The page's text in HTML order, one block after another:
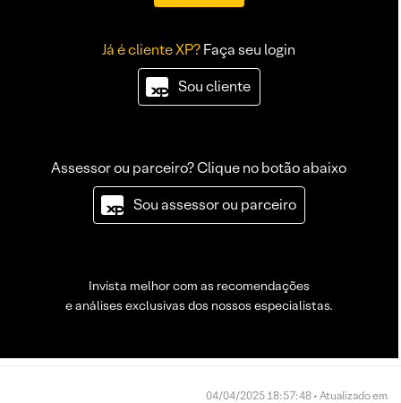
Já é cliente XP?Faça seu login
Sou cliente
Assessor ou parceiro? Clique no botão abaixo
Sou assessor ou parceiro
Invista melhor com as recomendações
e análises exclusivas dos nossos especialistas.
04/04/2025 18:57:48 • Atualizado em